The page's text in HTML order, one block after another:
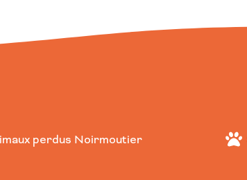
perdus Noirmoutier